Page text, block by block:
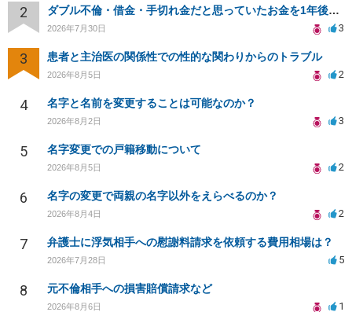
2 ダブル不倫・借金・手切れ金だと思っていたお金を1年後いまさら脅迫罪として通知書が来てまとめて請求
2026年7月30日 3
3 患者と主治医の関係性での性的な関わりからのトラブル
2026年8月5日 2
4 名字と名前を変更することは可能なのか？
2026年8月2日 3
5 名字変更での戸籍移動について
2026年8月5日 2
6 名字の変更で両親の名字以外をえらべるのか？
2026年8月4日 2
7 弁護士に浮気相手への慰謝料請求を依頼する費用相場は？
2026年7月28日 5
8 元不倫相手への損害賠償請求など
2026年8月6日 1